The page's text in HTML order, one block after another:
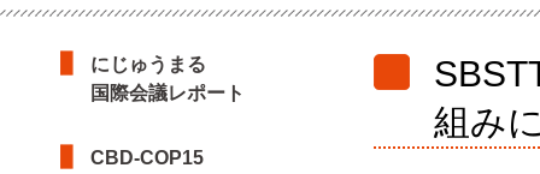
にじゅうまる
国際会議レポート
CBD-COP15
組み